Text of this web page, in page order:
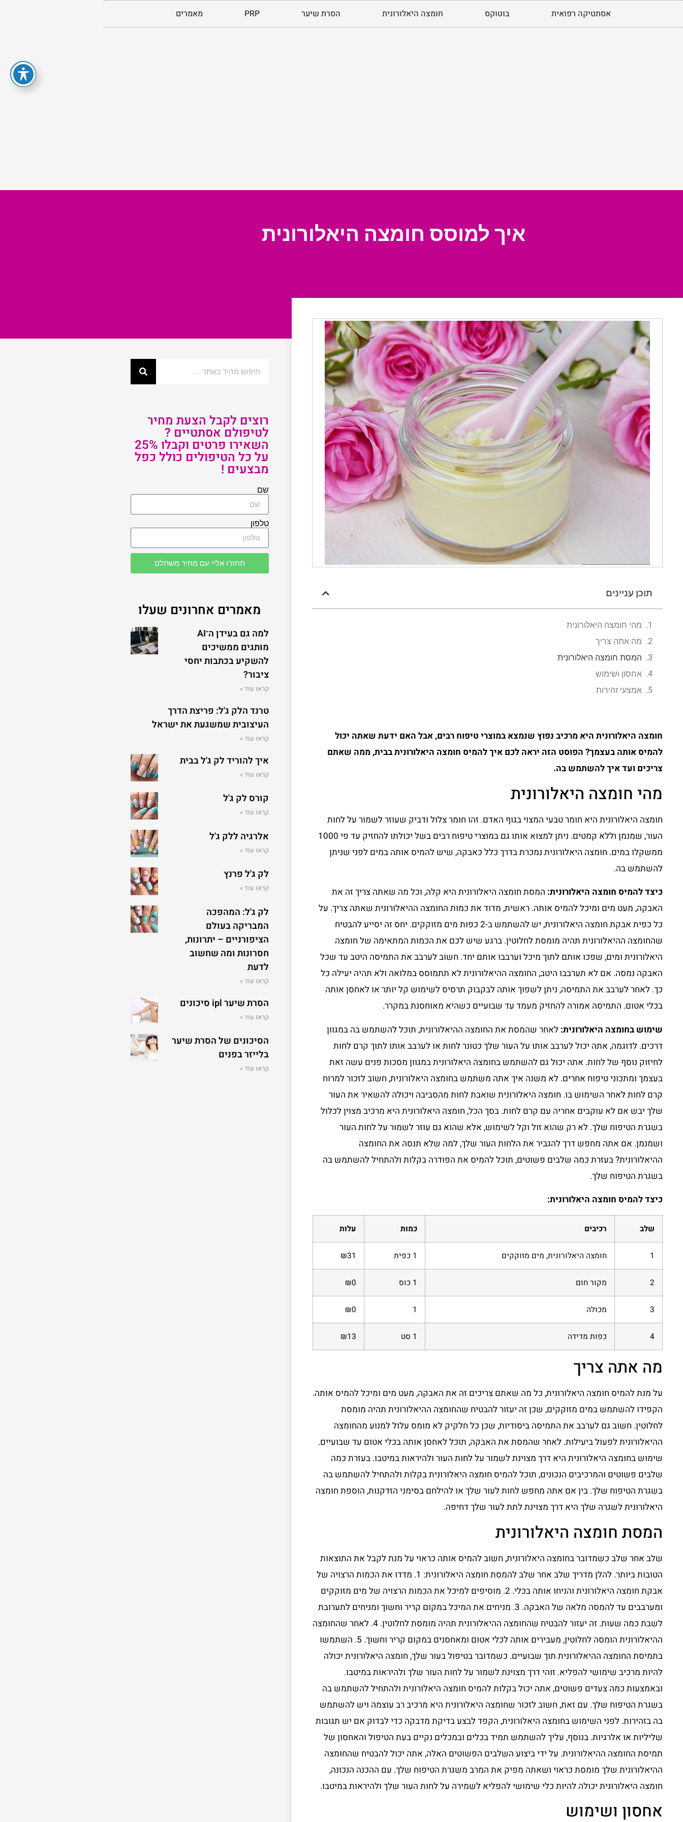
אסתטיקה רפואית בוטוקס חומצה היאלורונית הסרת שיער PRP מאמרים
איך למוסס חומצה היאלורונית
תוכן עניינים
מהי חומצה היאלורונית
מה אתה צריך
המסת חומצה היאלורונית
אחסון ושימוש
אמצעי זהירות
חומצה היאלורונית היא מרכיב נפוץ שנמצא במוצרי טיפוח רבים, אבל האם ידעת שאתה יכול
להמיס אותה בעצמך? הפוסט הזה יראה לכם איך להמיס חומצה היאלורונית בבית, ממה שאתם
צריכים ועד איך להשתמש בה.
מהי חומצה היאלורונית
חומצה היאלורונית היא חומר טבעי המצוי בגוף האדם. זהו חומר צלול ודביק שעוזר לשמור על לחות
העור, שמנמן וללא קמטים. ניתן למצוא אותו גם במוצרי טיפוח רבים בשל יכולתו להחזיק עד פי 1000
ממשקלו במים. חומצה היאלורונית נמכרת בדרך כלל כאבקה, שיש להמיס אותה במים לפני שניתן
להשתמש בה.
כיצד להמיס חומצה היאלורונית: המסת חומצה היאלורונית היא קלה, וכל מה שאתה צריך זה את
האבקה, מעט מים ומיכל להמיס אותה. ראשית, מדוד את כמות החומצה ההיאלורונית שאתה צריך. על
כל כפית אבקת חומצה היאלורונית, יש להשתמש ב-2 כפות מים מזוקקים. יחס זה יסייע להבטיח
שהחומצה ההיאלורונית תהיה מומסת לחלוטין. ברגע שיש לכם את הכמות המתאימה של חומצה
היאלורונית ומים, שפכו אותם לתוך מיכל וערבבו אותם יחד. חשוב לערבב את התמיסה היטב עד שכל
האבקה נמסה. אם לא תערבבו היטב, החומצה ההיאלורונית לא תתמוסס במלואה ולא תהיה יעילה כל
כך. לאחר לערבב את התמיסה, ניתן לשפוך אותה לבקבוק תרסיס לשימוש קל יותר או לאחסן אותה
בכלי אטום. התמיסה אמורה להחזיק מעמד עד שבועיים כשהיא מאוחסנת במקרר.
שימוש בחומצה היאלורונית: לאחר שהמסת את החומצה ההיאלורונית, תוכל להשתמש בה במגוון
דרכים. לדוגמה, אתה יכול לערבב אותו על העור שלך כטונר לחות או לערבב אותו לתוך קרם לחות
לחיזוק נוסף של לחות. אתה יכול גם להשתמש בחומצה היאלורונית במגוון מסכות פנים עשה זאת
בעצמך ומתכוני טיפוח אחרים. לא משנה איך אתה משתמש בחומצה היאלורונית, חשוב לזכור למרוח
קרם לחות לאחר השימוש בו. חומצה היאלורונית שואבת לחות מהסביבה ויכולה להשאיר את העור
שלך יבש אם לא עוקבים אחריה עם קרם לחות. בסך הכל, חומצה היאלורונית היא מרכיב מצוין לכלול
בשגרת הטיפוח שלך. לא רק שהוא זול וקל לשימוש, אלא שהוא גם עוזר לשמור על לחות העור
ושמנמן. אם אתה מחפש דרך להגביר את הלחות העור שלך, למה שלא תנסה את החומצה
ההיאלורונית? בעזרת כמה שלבים פשוטים, תוכל להמיס את הפודרה בקלות ולהתחיל להשתמש בה
בשגרת הטיפוח שלך.
כיצד להמיס חומצה היאלורונית:
שלב רכיבים כמות עלות
1 חומצה היאלורונית, מים מזוקקים 1 כפית ₪31
2 מקור חום 1 כוס ₪0
3 מכולה 1
₪0
4 כפות מדידה 1 סט ₪13
מה אתה צריך
על מנת להמיס חומצה היאלורונית, כל מה שאתם צריכים זה את האבקה, מעט מים ומיכל להמיס אותה.
הקפידו להשתמש במים מזוקקים, שכן זה יעזור להבטיח שהחומצה ההיאלורונית תהיה מומסת
לחלוטין. חשוב גם לערבב את התמיסה ביסודיות, שכן כל חלקיק לא מומס עלול למנוע מהחומצה
ההיאלורונית לפעול ביעילות. לאחר שהמסת את האבקה, תוכל לאחסן אותה בכלי אטום עד שבועיים.
שימוש בחומצה היאלורונית היא דרך מצוינת לשמור על לחות העור ולהיראות במיטבו. בעזרת כמה
שלבים פשוטים והמרכיבים הנכונים, תוכל להמיס חומצה היאלורונית בקלות ולהתחיל להשתמש בה
בשגרת הטיפוח שלך. בין אם אתה מחפש לחות לעור שלך או להילחם בסימני הזדקנות, הוספת חומצה
היאלורונית לשגרה שלך היא דרך מצוינת לתת לעור שלך דחיפה.
המסת חומצה היאלורונית
שלב אחר שלב כשמדובר בחומצה היאלורונית, חשוב להמיס אותה כראוי על מנת לקבל את התוצאות
הטובות ביותר. להלן מדריך שלב אחר שלב להמסת חומצה היאלורונית: 1. מדדו את הכמות הרצויה של
אבקת חומצה היאלורונית והניחו אותה בכלי. 2. מוסיפים למיכל את הכמות הרצויה של מים מזוקקים
ומערבבים עד להמסה מלאה של האבקה. 3. מניחים את המיכל במקום קריר וחשוך ומניחים לתערובת
לשבת כמה שעות. זה יעזור להבטיח שהחומצה ההיאלורונית תהיה מומסת לחלוטין. 4. לאחר שהחומצה
ההיאלורונית הומסה לחלוטין, מעבירים אותה לכלי אטום ומאחסנים במקום קריר וחשוך. 5. השתמשו
בתמיסת החומצה ההיאלורונית תוך שבועיים. כשמדובר בטיפול בעור שלך, חומצה היאלורונית יכולה
להיות מרכיב שימושי להפליא. זוהי דרך מצוינת לשמור על לחות העור שלך ולהיראות במיטבו.
ובאמצעות כמה צעדים פשוטים, אתה יכול בקלות להמיס חומצה היאלורונית ולהתחיל להשתמש בה
בשגרת הטיפוח שלך. עם זאת, חשוב לזכור שחומצה היאלורונית היא מרכיב רב עוצמה ויש להשתמש
בה בזהירות. לפני השימוש בחומצה היאלורונית, הקפד לבצע בדיקת מדבקה כדי לבדוק אם יש תגובות
שליליות או אלרגיות. בנוסף, עליך להשתמש תמיד בכלים ובמכלים נקיים בעת הטיפול והאחסון של
תמיסת החומצה ההיאלורונית. על ידי ביצוע השלבים הפשוטים האלה, אתה יכול להבטיח שהחומצה
ההיאלורונית שלך מומסת כראוי ושאתה מפיק את המרב משגרת הטיפוח שלך. עם ההכנה הנכונה,
חומצה היאלורונית יכולה להיות כלי שימושי להפליא לשמירה על לחות העור שלך ולהיראות במיטבו.
אחסון ושימוש
רוצים לקבל הצעת מחיר
לטיפולם אסתטיים ?
השאירו פרטים וקבלו 25%
על כל הטיפולים כולל כפל
מבצעים !
שם
טלפון
תחזרו אליי עם מחיר משתלם
מאמרים אחרונים שעלו
למה גם בעידן ה־AI
מותגים ממשיכים
להשקיע בכתבות יחסי
ציבור?
קראו עוד »
טרנד הלק ג'ל: פריצת הדרך
העיצובית שמשגעת את ישראל
קראו עוד »
איך להוריד לק ג'ל בבית
קראו עוד »
קורס לק ג'ל
קראו עוד »
אלרגיה ללק ג'ל
קראו עוד »
לק ג'ל פרנץ
קראו עוד »
לק ג'ל: המהפכה
המבריקה בעולם
הציפורניים – יתרונות,
חסרונות ומה שחשוב
לדעת
קראו עוד »
הסרת שיער ipl סיכונים
קראו עוד »
הסיכונים של הסרת שיער
בלייזר בפנים
קראו עוד »